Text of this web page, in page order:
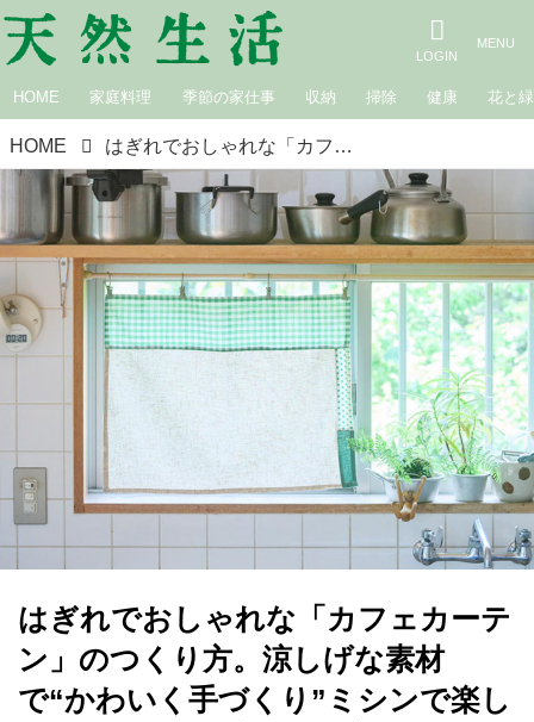
HOME 家庭料理 季節の家仕事 収納 掃除 健康 花と緑
HOME はぎれでおしゃれな「カフェカーテン」のつくり方。涼しげな素材で“かわいく手づくり”ミシンで楽しむ布小物／布作家・不動美穂さん
はぎれでおしゃれな「カフェカーテ
ン」のつくり方。涼しげな素材
で“かわいく手づくり”ミシンで楽し